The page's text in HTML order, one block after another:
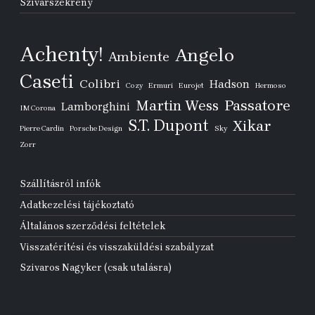
Szivarszekrény
Achenty! Ambiente Angelo
Caseti Colibri Cozy Ermuri Eurojet Hadson Hermoso
IM Corona Lamborghini Martin Wess Passatore
Pierre Cardin Porsche Design S.T. Dupont Sky Xikar
Zorr
Szállításról infók
Adatkezelési tájékoztató
Általános szerződési feltételek
Visszatérítési és visszaküldési szabályzat
Szivaros Nagyker (csak utalásra)